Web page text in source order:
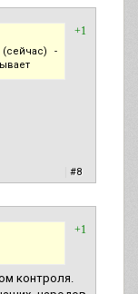
+1
-
#8
+1
контроля.